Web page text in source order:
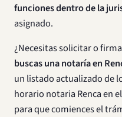
funciones dentro de la
asignado.
¿Necesitas solicitar o
buscas una notaría en
un listado actualizado de
horario notaria Renca en
para que comiences el